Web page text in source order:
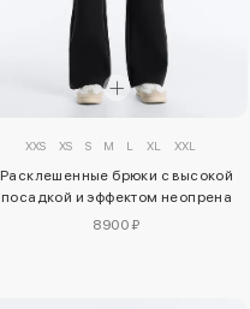
XXS XS S M L XL XXL
Расклешенные брюки с высокой
посадкой и эффектом неопрена
8900 ₽